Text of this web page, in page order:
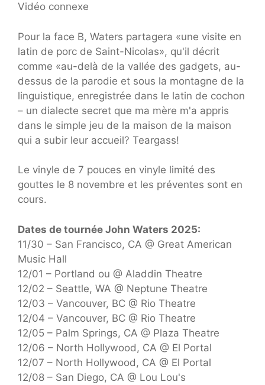
Vidéo connexe
Pour la face B, Waters partagera «une visite en
latin de porc de Saint-Nicolas», qu'il décrit
comme «au-delà de la vallée des gadgets, au-
dessus de la parodie et sous la montagne de la
linguistique, enregistrée dans le latin de cochon
– un dialecte secret que ma mère m'a appris
dans le simple jeu de la maison de la maison
qui a subir leur accueil? Teargass!
Le vinyle de 7 pouces en vinyle limité des
gouttes le 8 novembre et les préventes sont en
cours.
Dates de tournée John Waters 2025:
11/30 – San Francisco, CA @ Great American
Music Hall
12/01 – Portland ou @ Aladdin Theatre
12/02 – Seattle, WA @ Neptune Theatre
12/03 – Vancouver, BC @ Rio Theatre
12/04 – Vancouver, BC @ Rio Theatre
12/05 – Palm Springs, CA @ Plaza Theatre
12/06 – North Hollywood, CA @ El Portal
12/07 – North Hollywood, CA @ El Portal
12/08 – San Diego, CA @ Lou Lou's